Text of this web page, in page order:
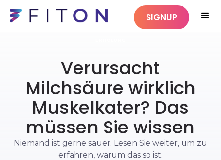
SIGNUP
Verursacht
Milchsäure wirklich
Muskelkater? Das
müssen Sie wissen
Niemand ist gerne sauer. Lesen Sie weiter, um zu
erfahren, warum das so ist.